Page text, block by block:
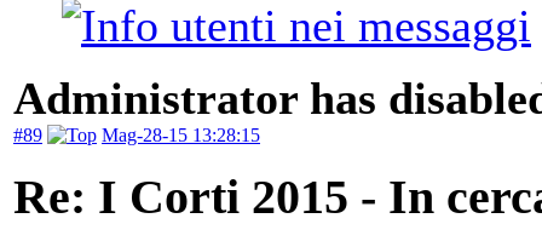
Administrator has
#89 Mag-28-15 13:28:15
Re: I Corti 2015 - In